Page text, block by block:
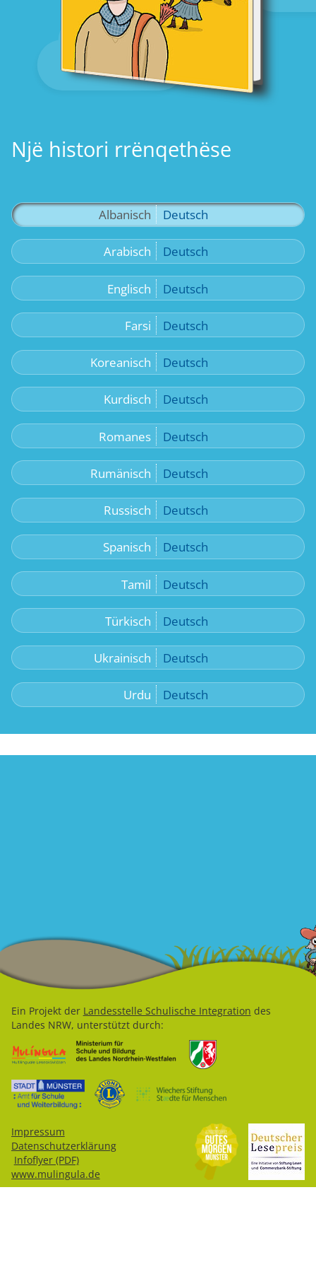
Një histori rrënqethëse
Albanisch Deutsch
Arabisch Deutsch
Englisch Deutsch
Farsi Deutsch
Koreanisch Deutsch
Kurdisch Deutsch
Romanes Deutsch
Rumänisch Deutsch
Russisch Deutsch
Spanisch Deutsch
Tamil Deutsch
Türkisch Deutsch
Ukrainisch Deutsch
Urdu Deutsch
Ein Projekt der Landesstelle Schulische Integration des
Landes NRW, unterstützt durch:
Impressum
Datenschutzerklärung
Infoflyer (PDF)
www.mulingula.de